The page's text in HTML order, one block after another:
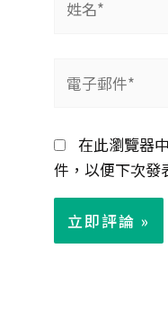
名
件
*
在此瀏覽器
件，以便下次發